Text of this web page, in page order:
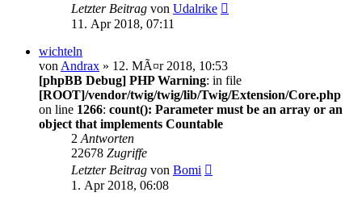
Letzter Beitrag von Udalrike
11. Apr 2018, 07:11
wichteln
von Andrax » 12. MÃ¤r 2018, 10:53
[phpBB Debug] PHP Warning: in file
[ROOT]/vendor/twig/twig/lib/Twig/Extension/Core.php
on line 1266: count(): Parameter must be an array or an
object that implements Countable
2 Antworten
22678 Zugriffe
Letzter Beitrag von Bomi
1. Apr 2018, 06:08